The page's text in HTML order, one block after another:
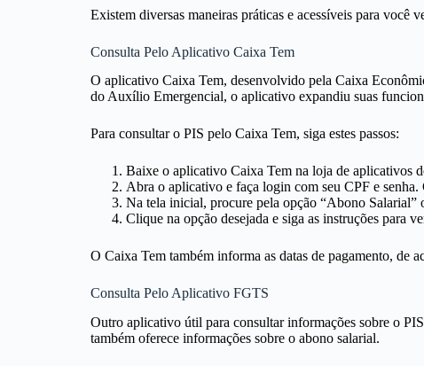
Existem diversas maneiras práticas e acessíveis para você
Consulta Pelo Aplicativo Caixa Tem
O aplicativo Caixa Tem, desenvolvido pela Caixa
do Auxílio Emergencial, o aplicativo expandiu suas
Para consultar o PIS pelo Caixa Tem, siga estes passos:
Baixe o aplicativo Caixa Tem na loja de aplicativos
Abra o aplicativo e faça login com seu CPF e senha.
Na tela inicial, procure pela opção “Abono Salarial”
Clique na opção desejada e siga as instruções para
O Caixa Tem também informa as datas de pagamento, de
Consulta Pelo Aplicativo FGTS
Outro aplicativo útil para consultar informações sobre o
também oferece informações sobre o abono salarial.